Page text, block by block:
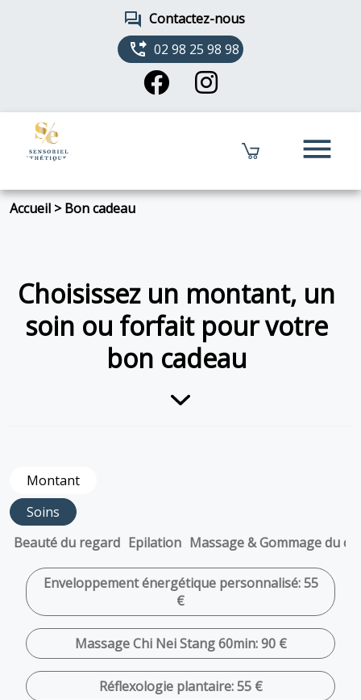
forum Contactez-nous
phone_forwarded 02 98 25 98 98
menu
Accueil >Bon cadeau
Choisissez un montant, un
soin ou forfait pour votre
bon cadeau
Montant
Soins
Beauté du regard Epilation Massage & Gommage du
Enveloppement énergétique personnalisé: 55
€
Massage Chi Nei Stang 60min: 90 €
Réflexologie plantaire: 55 €